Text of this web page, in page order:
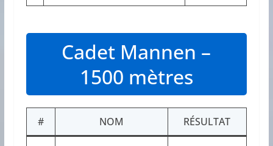
Cadet Mannen –
1500 mètres
# NOM RÉSULTAT